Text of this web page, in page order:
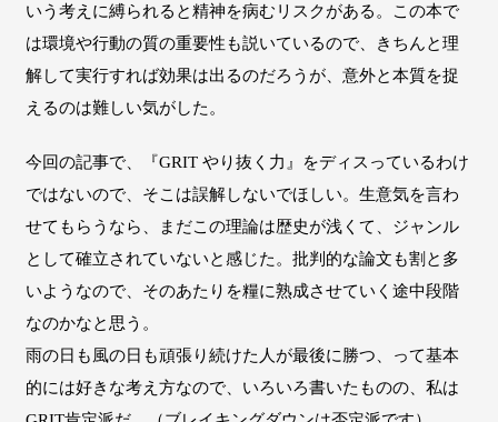
いう考えに縛られると精神を病むリスクがある。この本で
は環境や行動の質の重要性も説いているので、きちんと理
解して実行すれば効果は出るのだろうが、意外と本質を捉
えるのは難しい気がした。
今回の記事で、『GRIT やり抜く力』をディスっているわけ
ではないので、そこは誤解しないでほしい。生意気を言わ
せてもらうなら、まだこの理論は歴史が浅くて、ジャンル
として確立されていないと感じた。批判的な論文も割と多
いようなので、そのあたりを糧に熟成させていく途中段階
なのかなと思う。
雨の日も風の日も頑張り続けた人が最後に勝つ、って基本
的には好きな考え方なので、いろいろ書いたものの、私は